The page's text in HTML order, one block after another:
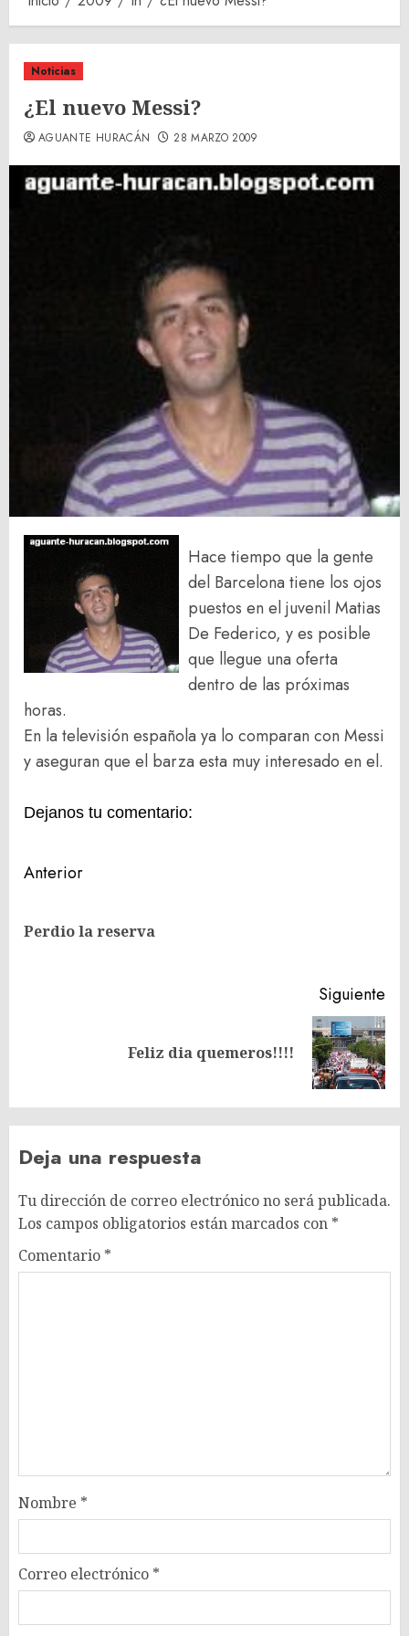
Noticias
¿El nuevo Messi?
AGUANTE HURACÁN 28 MARZO 2009
Hace tiempo que la gente
del Barcelona tiene los ojos
puestos en el juvenil Matias
De Federico, y es posible
que llegue una oferta
dentro de las próximas
horas.
En la televisión española ya lo comparan con Messi
y aseguran que el barza esta muy interesado en el.
Dejanos tu comentario:
Navegación
entradas
Anterior
Perdio la reserva
Siguiente
Feliz dia quemeros!!!!
Deja una respuesta
Tu dirección de correo electrónico no será publicada.
Los campos obligatorios están marcados con *
Comentario *
Nombre *
Correo electrónico *